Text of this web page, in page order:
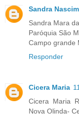
Sandra
Sandra Mara
Paróquia São
Campo grande
Responder
Cicera Maria
Cicera Maria
Nova Olinda-